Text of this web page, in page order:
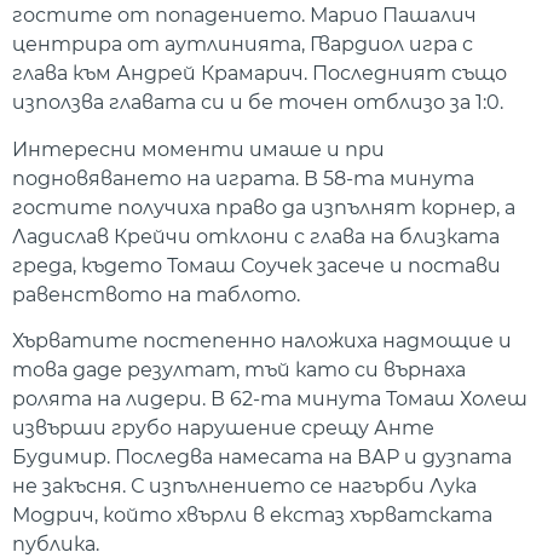
гостите от попадението. Марио Пашалич
центрира от аутлинията, Гвардиол игра с
глава към Андрей Крамарич. Последният също
използва главата си и бе точен отблизо за 1:0.
Интересни моменти имаше и при
подновяването на играта. В 58-та минута
гостите получиха право да изпълнят корнер, а
Ладислав Крейчи отклони с глава на близката
греда, където Томаш Соучек засече и постави
равенството на таблото.
Хърватите постепенно наложиха надмощие и
това даде резултат, тъй като си върнаха
ролята на лидери. В 62-та минута Томаш Холеш
извърши грубо нарушение срещу Анте
Будимир. Последва намесата на ВАР и дузпата
не закъсня. С изпълнението се нагърби Лука
Модрич, който хвърли в екстаз хърватската
публика.